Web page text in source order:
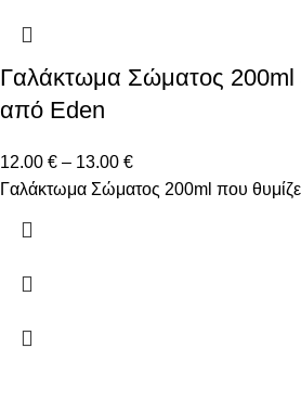
Γαλάκτωμα Σώματος 200ml
από Eden
12.00 € – 13.00 €
Γαλάκτωμα Σώματος 200ml που